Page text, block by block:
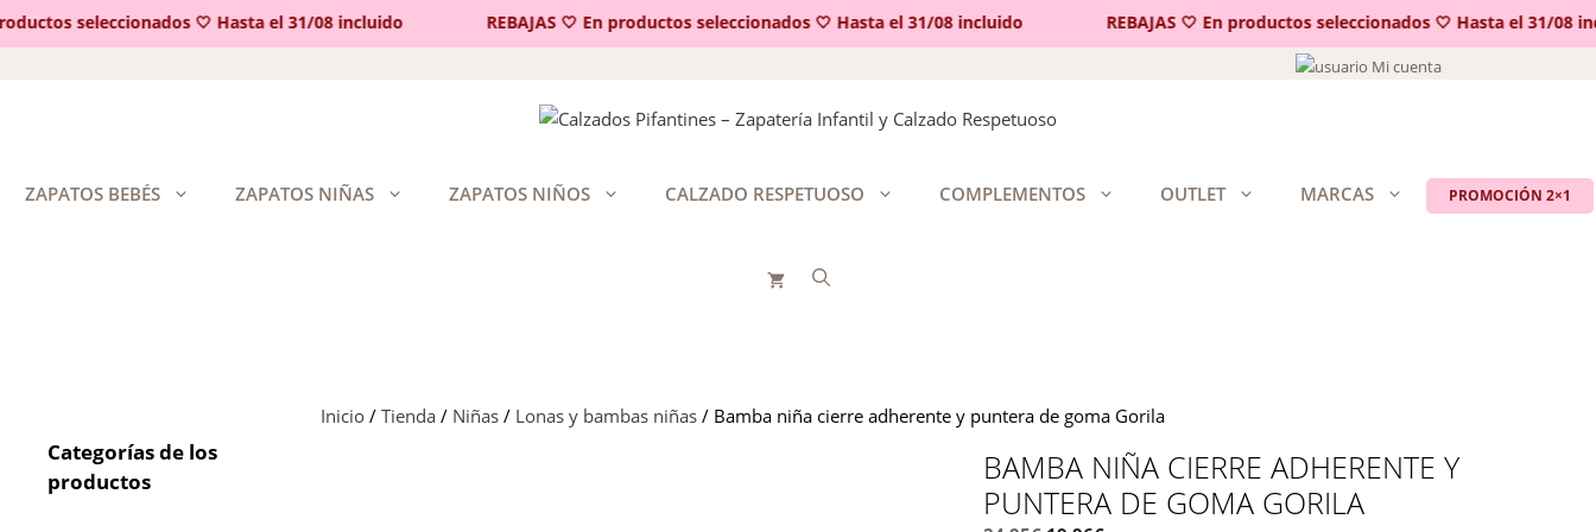
seleccionados 🤍 Hasta el 31/08 incluido REBAJAS 🤍 En productos seleccionados 🤍 Hasta el 31/08 incluido REBAJAS 🤍 En productos seleccionados 🤍 Hasta el 31/08
Mi cuenta
ZAPATOS BEBÉS ZAPATOS NIÑAS ZAPATOS NIÑOS CALZADO RESPETUOSO COMPLEMENTOS OUTLET MARCAS PROMOCIÓN 2×1
Inicio/ Tienda/ Niñas/ Lonas y bambas niñas/ Bamba niña cierre adherente y puntera de goma Gorila
BAMBA NIÑA CIERRE ADHERENTE Y
PUNTERA DE GOMA GORILA
Categorías de los
productos